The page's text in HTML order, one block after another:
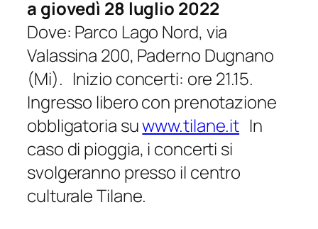
a giovedì 28 luglio 2022
Dove: Parco Lago Nord, via
Valassina 200, Paderno Dugnano
(Mi). Inizio concerti: ore 21.15.
Ingresso libero con prenotazione
obbligatoria suwww.tilane.it In
caso di pioggia, i concerti si
svolgeranno presso il centro
culturale Tilane.